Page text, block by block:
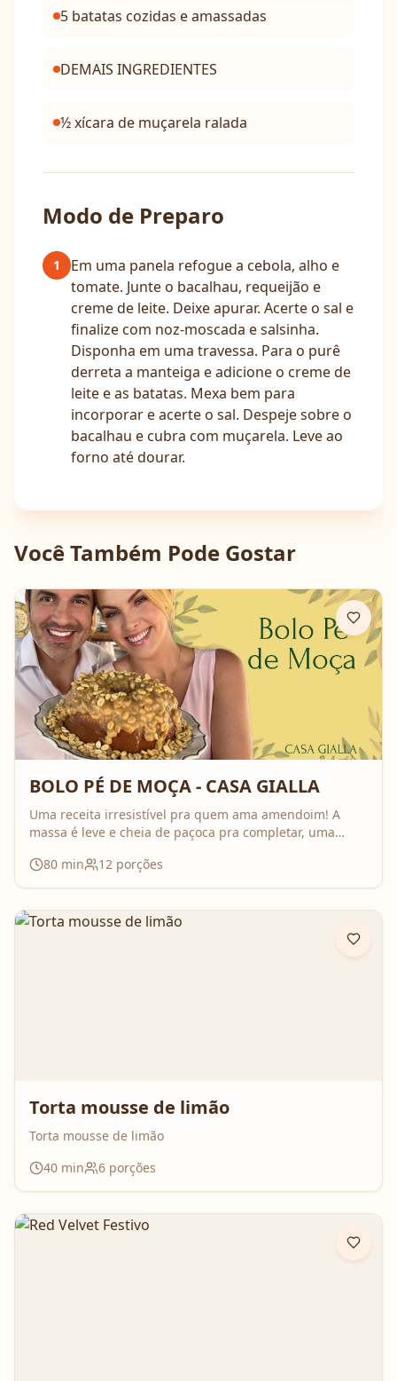
5 batatas cozidas e amassadas
DEMAIS INGREDIENTES
½ xícara de muçarela ralada
Modo de Preparo
1
Em uma panela refogue a cebola, alho e
tomate. Junte o bacalhau, requeijão e
creme de leite. Deixe apurar. Acerte o sal e
finalize com noz-moscada e salsinha.
Disponha em uma travessa. Para o purê
derreta a manteiga e adicione o creme de
leite e as batatas. Mexa bem para
incorporar e acerte o sal. Despeje sobre o
bacalhau e cubra com muçarela. Leve ao
forno até dourar.
Você Também Pode Gostar
BOLO PÉ DE MOÇA - CASA GIALLA
Uma receita irresistível pra quem ama amendoim! A
massa é leve e cheia de paçoca pra completar, uma
tentação! E segundo o Edu... é o tipo de bolo perfeito
pra comer antes de ir pra academia!
80 min 12 porções
Torta mousse de limão
Torta mousse de limão
40 min 6 porções